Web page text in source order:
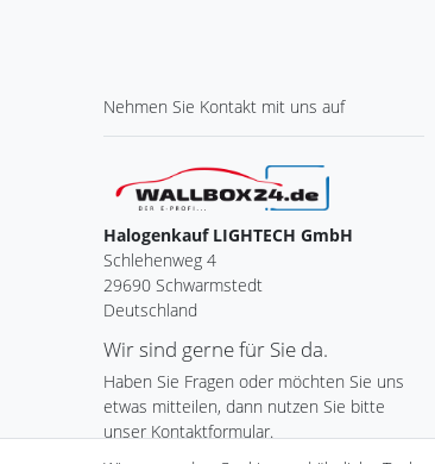
Nehmen Sie Kontakt mit uns auf
Halogenkauf LIGHTECH GmbH
Schlehenweg 4
29690 Schwarmstedt
Deutschland
Wir sind gerne für Sie da.
Haben Sie Fragen oder möchten Sie uns
etwas mitteilen, dann nutzen Sie bitte
unser Kontaktformular.